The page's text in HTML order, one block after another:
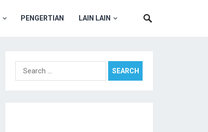
PENGERTIAN LAIN LAIN
Search
for: